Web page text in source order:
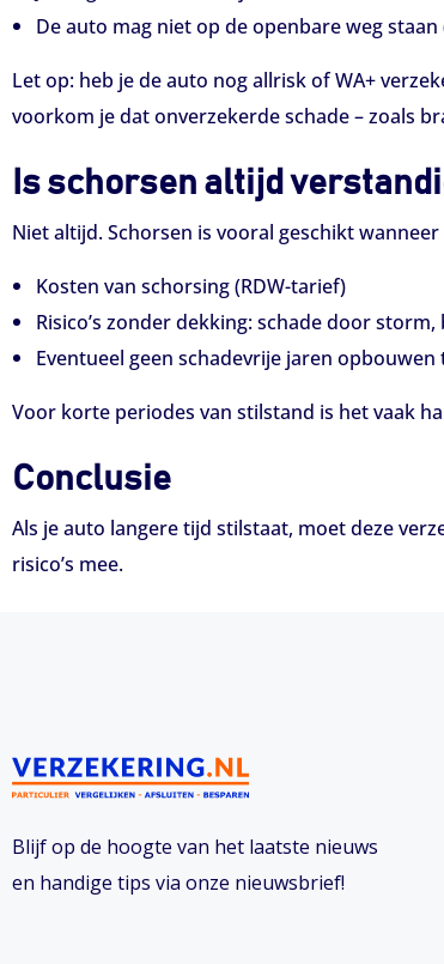
De auto mag niet op de openbare weg
Let op: heb je de auto nog allrisk of WA+
voorkom je dat onverzekerde schade – zoals
Is schorsen altijd
Niet altijd. Schorsen is vooral geschikt
Kosten van schorsing (RDW-tarief)
Risico’s zonder dekking: schade door
Eventueel geen schadevrije jaren
Voor korte periodes van stilstand is het vaak
Conclusie
Als je auto langere tijd stilstaat, moet deze
risico’s mee.
Blijf op de hoogte van het laatste nieuws
en handige tips via onze nieuwsbrief!